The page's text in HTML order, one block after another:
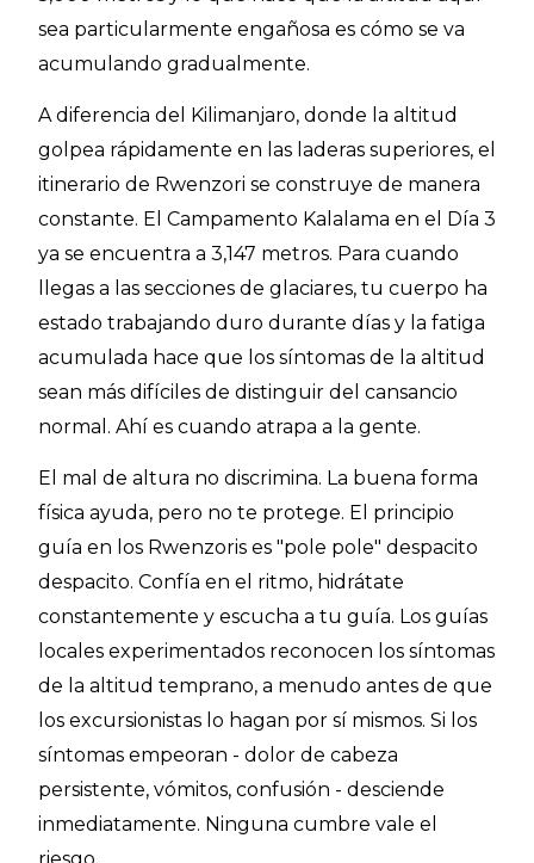
sea particularmente engañosa es cómo se va
acumulando gradualmente.
A diferencia del Kilimanjaro, donde la altitud
golpea rápidamente en las laderas superiores, el
itinerario de Rwenzori se construye de manera
constante. El Campamento Kalalama en el Día 3
ya se encuentra a 3,147 metros. Para cuando
llegas a las secciones de glaciares, tu cuerpo ha
estado trabajando duro durante días y la fatiga
acumulada hace que los síntomas de la altitud
sean más difíciles de distinguir del cansancio
normal. Ahí es cuando atrapa a la gente.
El mal de altura no discrimina. La buena forma
física ayuda, pero no te protege. El principio
guía en los Rwenzoris es "pole pole" despacito
despacito. Confía en el ritmo, hidrátate
constantemente y escucha a tu guía. Los guías
locales experimentados reconocen los síntomas
de la altitud temprano, a menudo antes de que
los excursionistas lo hagan por sí mismos. Si los
síntomas empeoran - dolor de cabeza
persistente, vómitos, confusión - desciende
inmediatamente. Ninguna cumbre vale el